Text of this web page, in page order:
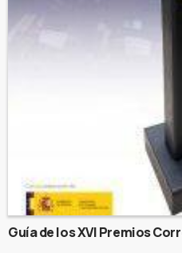
Guía de los XVI Premios